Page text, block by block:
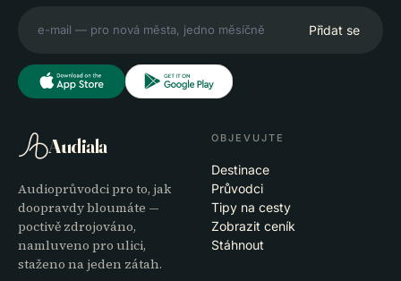
Přidat se
Audiala
Audioprůvodci pro to, jak
doopravdy bloumáte —
poctivě zdrojováno,
namluveno pro ulici,
staženo na jeden zátah.
OBJEVUJTE
Destinace
Průvodci
Tipy na cesty
Zobrazit ceník
Stáhnout